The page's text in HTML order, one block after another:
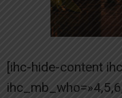
[ihc-hide-content